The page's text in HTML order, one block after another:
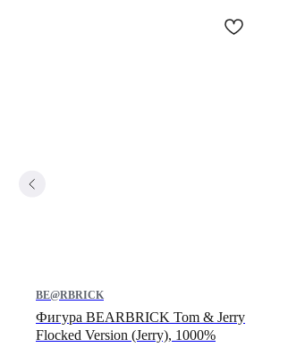
Фигура BEARBRICK Tom & Jerry
Flocked Version (Jerry), 1000%
BE@RBRICK